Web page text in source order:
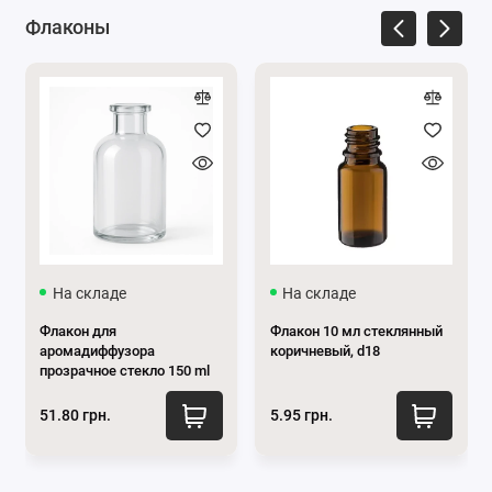
Алюминий очень легкий материал,
что делает упаковку удобной для потребителей.
подвергается коррозии, поэтому идеально
подходит для хранения различных типов
косметики, в частности кремов, бальзамов и
Алюминиевые баночки могут
выглядеть современно и стильно, что делает их
перерабатывается, что отвечает растущему
спросу на экологические упаковки в
косметике.
Флаконы
На складе
Флакон для
аромадиффузора
прозрачное стекло 150 ml
51.80 грн.
На складе
Флакон 10 мл стеклянный
коричневый, d18
5.95 грн.